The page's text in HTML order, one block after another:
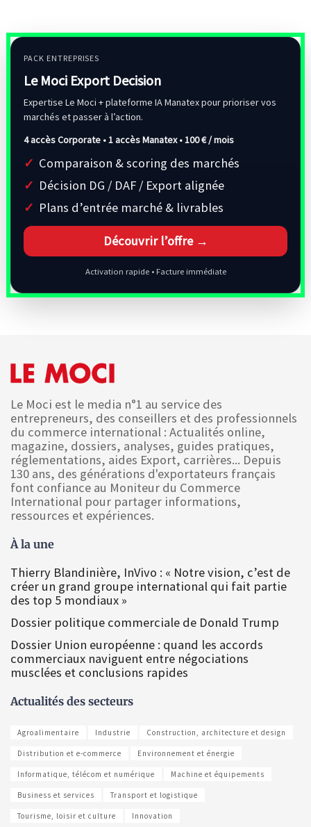
PACK ENTREPRISES
Le Moci Export Decision
Expertise Le Moci + plateforme IA Manatex pour prioriser vos
marchés et passer à l’action.
4 accès Corporate • 1 accès Manatex •100 € / mois
Comparaison & scoring des marchés
Décision DG / DAF / Export alignée
Plans d’entrée marché & livrables
Découvrir l’offre →
Activation rapide • Facture immédiate
Le Moci est le media n°1 au service des
entrepreneurs, des conseillers et des professionnels
du commerce international : Actualités online,
magazine, dossiers, analyses, guides pratiques,
réglementations, aides Export, carrières... Depuis
130 ans, des générations d'exportateurs français
font confiance au Moniteur du Commerce
International pour partager informations,
ressources et expériences.
À la une
Thierry Blandinière, InVivo : « Notre vision, c’est de
créer un grand groupe international qui fait partie
des top 5 mondiaux »
Dossier politique commerciale de Donald Trump
Dossier Union européenne : quand les accords
commerciaux naviguent entre négociations
musclées et conclusions rapides
Actualités des secteurs
Agroalimentaire Industrie Construction, architecture et design
Distribution et e-commerce Environnement et énergie
Informatique, télécom et numérique Machine et équipements
Business et services Transport et logistique
Tourisme, loisir et culture Innovation